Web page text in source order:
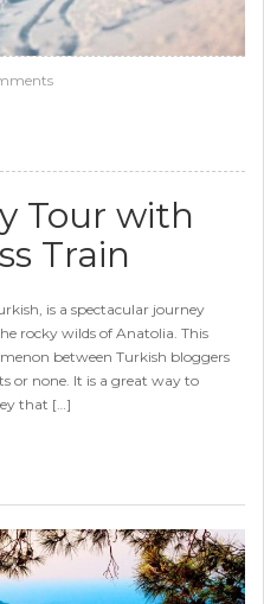
Tour with
Train
is a spectacular journey
rocky wilds of Anatolia. This
between Turkish bloggers
or none. It is a great way to
that […]